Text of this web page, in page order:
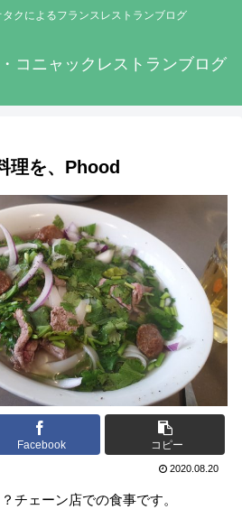
クによるフランスレストランブログ
コニャックレストランブログ
理を、Phood
Facebook コピー
2020.08.20
チェーン店での食事です。